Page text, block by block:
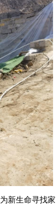
新生命寻找家